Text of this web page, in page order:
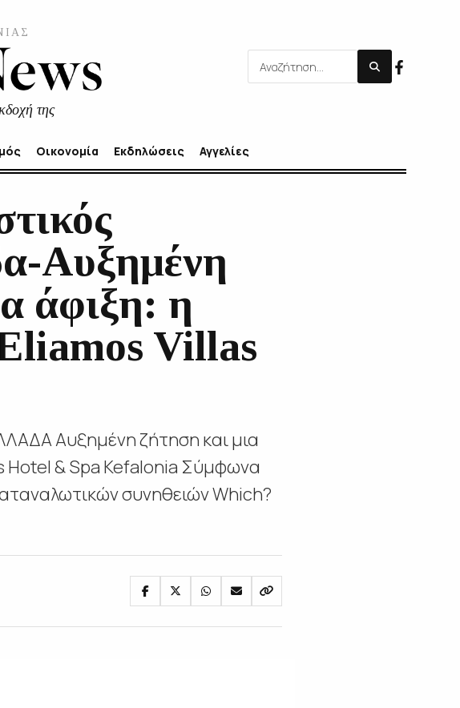
της
Οικονομία Εκδηλώσεις Αγγελίες
Αυξημένη
άφιξη: η
Villas
Αυξημένη ζήτηση και μια
Hotel & Spa Kefalonia Σύμφωνα
συνηθειών Which?